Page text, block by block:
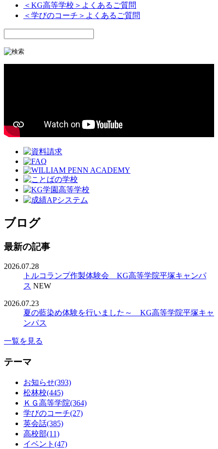
＜KG高等学校＞よくあるご質問
＜学びのコーチ＞よくあるご質問
ブログ
最新の記事
2026.07.28
トルコランプ作製体験会 KG高等学院平塚キャンパ
ス NEW
2026.07.23
夏の藍染め体験を行いました～ KG高等学院平塚キャ
ンパス
一覧を見る
テーマ
お知らせ(393)
松林校(445)
ＫＧ高等学院(364)
学びのコーチ(27)
英会話(385)
高校部(11)
イベント(47)